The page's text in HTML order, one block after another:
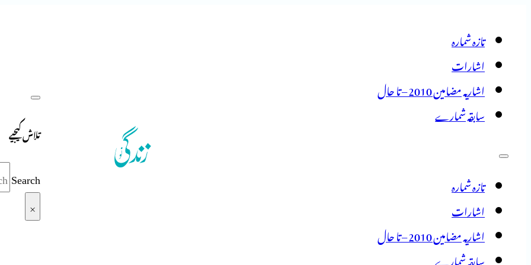
تازہ شمارہ
اشارات
اشاریہ مضامین 2010 – تا حال
سابقہ شمارے
تازہ شمارہ
اشارات
اشاریہ مضامین 2010 – تا حال
سابقہ شمارے
تلاش کیجیے
Search
×